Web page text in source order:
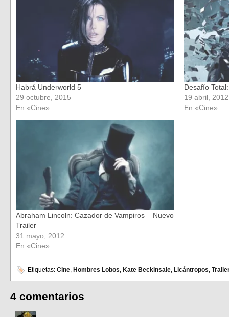
nueva)
Habrá Underworld 5
29 octubre, 2015
En «Cine»
Desafío
19 abril, 2012
En «Cine»
Abraham Lincoln: Cazador de Vampiros – Nuevo
Trailer
31 mayo, 2012
En «Cine»
Etiquetas: Cine, Hombres Lobos, Kate Beckinsale, Licántropos,
4 comentarios